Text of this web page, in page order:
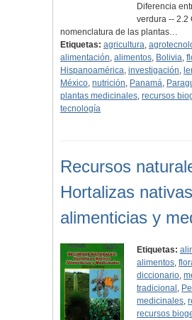
Diferencia
verdura -- 2.2
nomenclatura de las plantas…
Etiquetas: agricultura,
alimentación, alimentos, Bolivia,
Hispanoamérica, investigación,
México, nutrición, Panamá,
plantas medicinales, recursos
tecnología
Recursos
Hortalizas nativas
alimenticias y
Etiquetas:
alimentos,
diccionario,
tradicional ,
medicinales,
recursos